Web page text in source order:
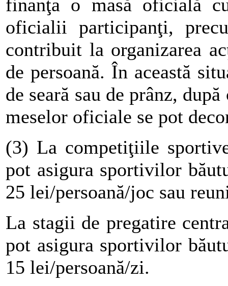
finanţa o masă oficială
oficialii participanţi,
contribuit la organizarea
de persoană. În această
de seară sau de prânz,
meselor oficiale se pot
(3) La competiţiile
pot asigura sportivilor
25 lei/persoană/joc sau
La stagii de pregatire
pot asigura sportivilor
15 lei/persoană/zi.